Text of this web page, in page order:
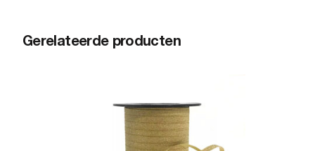
Gerelateerde producten